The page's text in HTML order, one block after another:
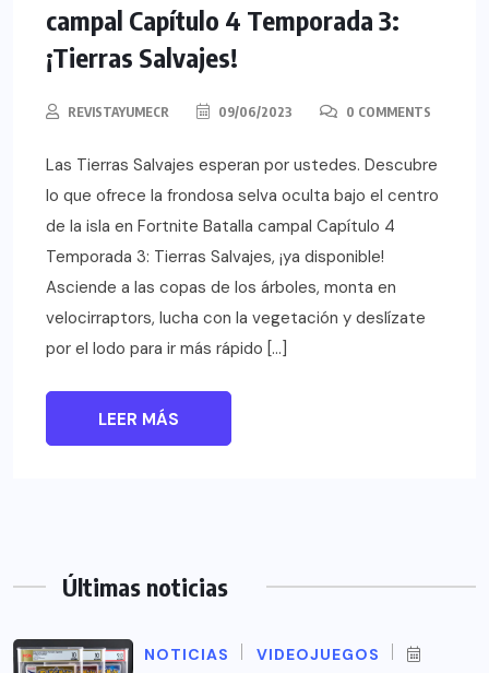
campal Capítulo 4 Temporada 3:
¡Tierras Salvajes!
REVISTAYUMECR 09/06/2023 0 COMMENTS
Las Tierras Salvajes esperan por ustedes. Descubre
lo que ofrece la frondosa selva oculta bajo el centro
de la isla en Fortnite Batalla campal Capítulo 4
Temporada 3: Tierras Salvajes, ¡ya disponible!
Asciende a las copas de los árboles, monta en
velocirraptors, lucha con la vegetación y deslízate
por el lodo para ir más rápido […]
LEER MÁS
Últimas noticias
NOTICIAS VIDEOJUEGOS